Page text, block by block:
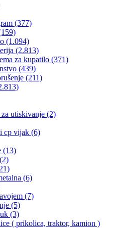
(377)
(1.094)
(2.813)
za kupatilo (371)
(439)
(211)
utiskivanje (2)
cp vijak (6)
(13)
(2)
(6)
(7)
(5)
(3)
( prikolica, traktor, kamion )